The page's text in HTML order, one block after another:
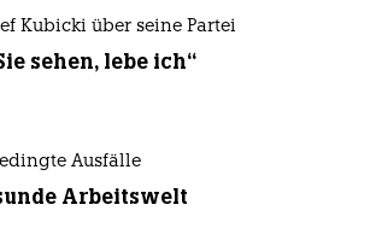
Kubicki über seine Partei
sehen, lebe ich“
Ausfälle
Arbeitswelt